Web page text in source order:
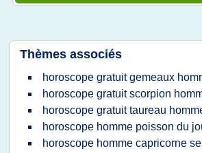
Thèmes associés
horoscope gratuit gemeaux
horoscope gratuit scorpion
horoscope gratuit taureau
horoscope homme poisson du
horoscope homme capricorne